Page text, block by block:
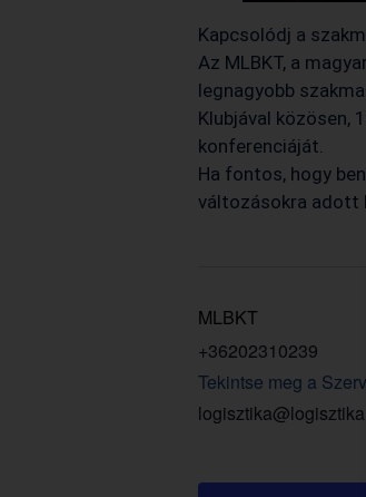
Kapcsolódj a
Az MLBKT, a
legnagyobb
Klubjával közösen,
konferenciáját.
Ha fontos, hogy
változásokra adott
MLBKT
+36202310239
Tekintse meg a